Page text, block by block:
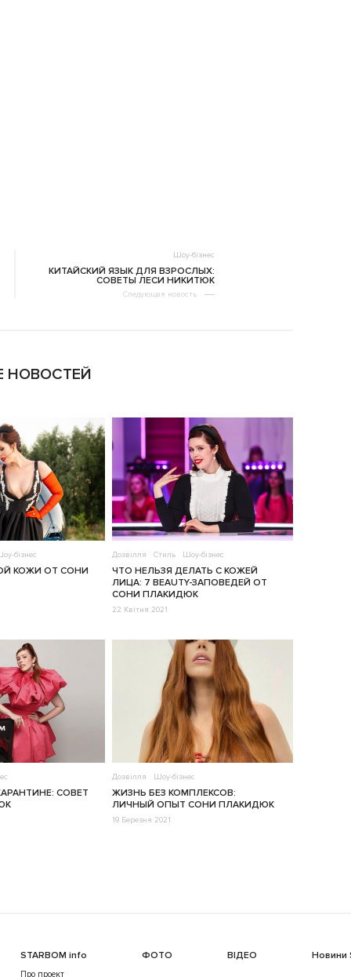
Шоу-бізнес
КИТАЙСКИЙ ЯЗЫК ДЛЯ ВЗРОСЛЫХ:
СОВЕТЫ ЛЕСИ НИКИТЮК
Следующая новость
НОВОСТЕЙ
бізнес
КОЖИ ОТ СОНИ
Дозвілля Стиль Шоу-бізнес
ЧТО НЕЛЬЗЯ ДЕЛАТЬ С КОЖЕЙ
ЛИЦА: 7 BEAUTY-ЗАПОВЕДЕЙ ОТ
СОНИ ПЛАКИДЮК
22 Квітня 2021
СОВЕТ
Дозвілля Шоу-бізнес
ЖИЗНЬ БЕЗ КОМПЛЕКСОВ:
ЛИЧНЫЙ ОПЫТ СОНИ ПЛАКИДЮК
19 Березня 2021
STARBOM info
Про проект
ФОТО ВІДЕО Новини